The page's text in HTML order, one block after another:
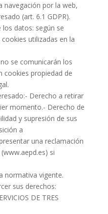
navegación por la web,
(art. 6.1 GDPR).
datos: según se
utilizadas en la
se comunicarán los
cookies propiedad de
Derecho a retirar
momento.- Derecho de
y supresión de sus
a
una reclamación
si
normativa vigente.
sus derechos:
DE TRES